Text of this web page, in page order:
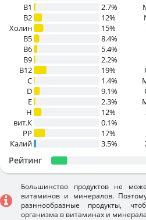
В1
2.7%
B2
12%
Холин
15%
B5
8.4%
B6
5.4%
B9
2.2%
B12
19%
C
1.4%
D
9.1%
E
2.3%
H
12%
вит.К
0.1%
PP
17%
Калий
3.5%
Рейтинг
Большинство продуктов не
витаминов и минералов.
разннообразные продукты,
организма в витаминах и